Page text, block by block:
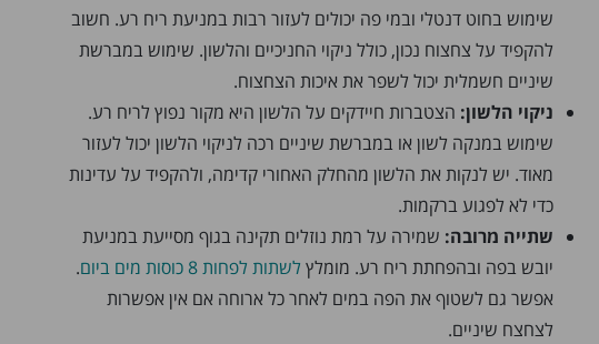
שימוש בחוט דנטלי ובמי פה יכולים לעזור רבות במניעת ריח רע. חשוב
להקפיד על צחצוח נכון, כולל ניקוי החניכיים והלשון. שימוש במברשת
שיניים חשמלית יכול לשפר את איכות הצחצוח.
ניקוי הלשון: הצטברות חיידקים על הלשון היא מקור נפוץ לריח רע.
שימוש במנקה לשון או במברשת שיניים רכה לניקוי הלשון יכול לעזור
מאוד. יש לנקות את הלשון מהחלק האחורי קדימה, ולהקפיד על עדינות
כדי לא לפגוע ברקמות.
שתייה מרובה: שמירה על רמת נוזלים תקינה בגוף מסייעת במניעת
יובש בפה ובהפחתת ריח רע. מומלץלשתות לפחות 8 כוסות מים ביום
.
אפשר גם לשטוף את הפה במים לאחר כל ארוחה אם אין אפשרות
לצחצח שיניים.